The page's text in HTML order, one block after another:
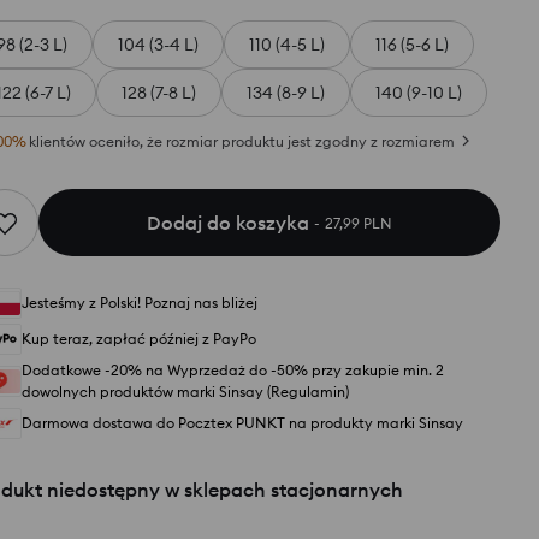
(2-3 L) 104 (3-4 L) 110 (4-5 L) 116 (5-6 L)
(6-7 L) 128 (7-8 L) 134 (8-9 L) 140 (9-10 L)
% klientów oceniło, że rozmiar produktu jest zgodny z rozmiarem
Dodaj do koszyka 27,99 PLN
Jesteśmy z Polski! Poznaj nas bliżej
Kup teraz, zapłać później z PayPo
Dodatkowe -20% na Wyprzedaż do -50% przy zakupie min. 2
dowolnych produktów marki Sinsay (Regulamin)
Darmowa dostawa do Pocztex PUNKT na produkty marki Sinsay
niedostępny w sklepach stacjonarnych